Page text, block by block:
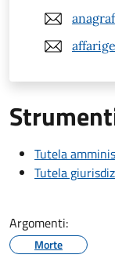
Tutela
Tutela
Argomenti:
Morte